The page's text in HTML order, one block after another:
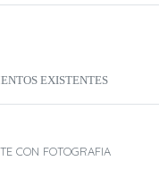
EXISTENTES
CON FOTOGRAFIA